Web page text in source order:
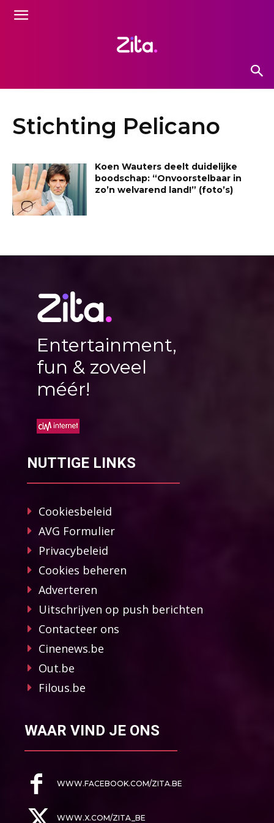
Stichting Pelicano
Koen Wauters deelt duidelijke
boodschap: “Onvoorstelbaar in
zo’n welvarend land!” (foto’s)
Entertainment,
fun & zoveel
méér!
NUTTIGE LINKS
Cookiesbeleid
AVG Formulier
Privacybeleid
Cookies beheren
Adverteren
Uitschrijven op push berichten
Contacteer ons
Cinenews.be
Out.be
Filous.be
WAAR VIND JE ONS
WWW.FACEBOOK.COM/ZITA.BE
WWW.X.COM/ZITA_BE